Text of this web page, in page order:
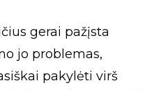
gerai pažįsta
jo problemas,
pakylėti virš